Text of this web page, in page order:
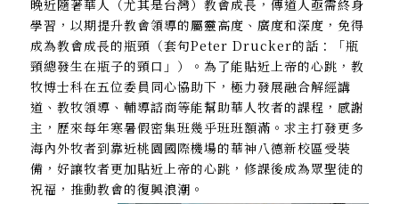
晚近隨著華人（尤其是台灣）教會成長，傳道人亟需終身
學習，以期提升教會領導的屬靈高度、廣度和深度，免得
成為教會成長的瓶頸（套句Peter Drucker的話：「瓶
頸總發生在瓶子的頸口」）。為了能貼近上帝的心跳，教
牧博士科在五位委員同心協助下，極力發展融合解經講
道、教牧領導、輔導諮商等能幫助華人牧者的課程，感謝
主，歷來每年寒暑假密集班幾乎班班額滿。求主打發更多
海內外牧者到靠近桃園國際機場的華神八德新校區受裝
備，好讓牧者更加貼近上帝的心跳，修課後成為眾聖徒的
祝福，推動教會的復興浪潮。